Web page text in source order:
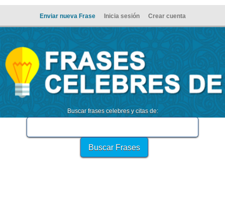
Enviar nueva Frase Inicia sesión Crear cuenta
Buscar frases celebres y citas de: